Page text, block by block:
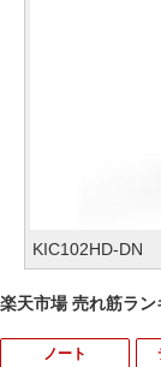
KIC102HD-DN
楽天市場 売れ筋ラン
ノート